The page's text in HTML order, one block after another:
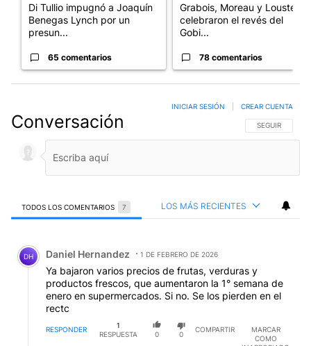
Di Tullio impugnó a Joaquín
Benegas Lynch por un
presun...
65 comentarios
Grabois, Moreau y Lousteau
celebraron el revés del
Gobi...
78 comentarios
Conversación SIGA ESTA
SEGUIR
INICIAR SESIÓN CREAR CUENTA
TODOS LOS COMENTARIOS 7 LOS MÁS RECIENTES
Comentario de Daniel Hernandez.
DH Daniel Hernandez 1 DE FEBRERO DE 2026
Ya bajaron varios precios de frutas, verduras y
productos frescos, que aumentaron la 1° semana de
enero en supermercados. Si no. Se los pierden en el
rectc
RESPONDER
1
RESPUESTA
0 0
COMPARTIR
MARCAR
COMO